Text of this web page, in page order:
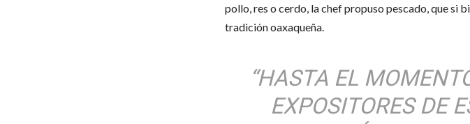
pollo, res o cerdo, la chef propuso pescado, que si
tradición oaxaqueña.
“HASTA EL
EXPOSITORES DE